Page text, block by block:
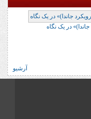
جاندا)» در یک نگاه
آرشیو